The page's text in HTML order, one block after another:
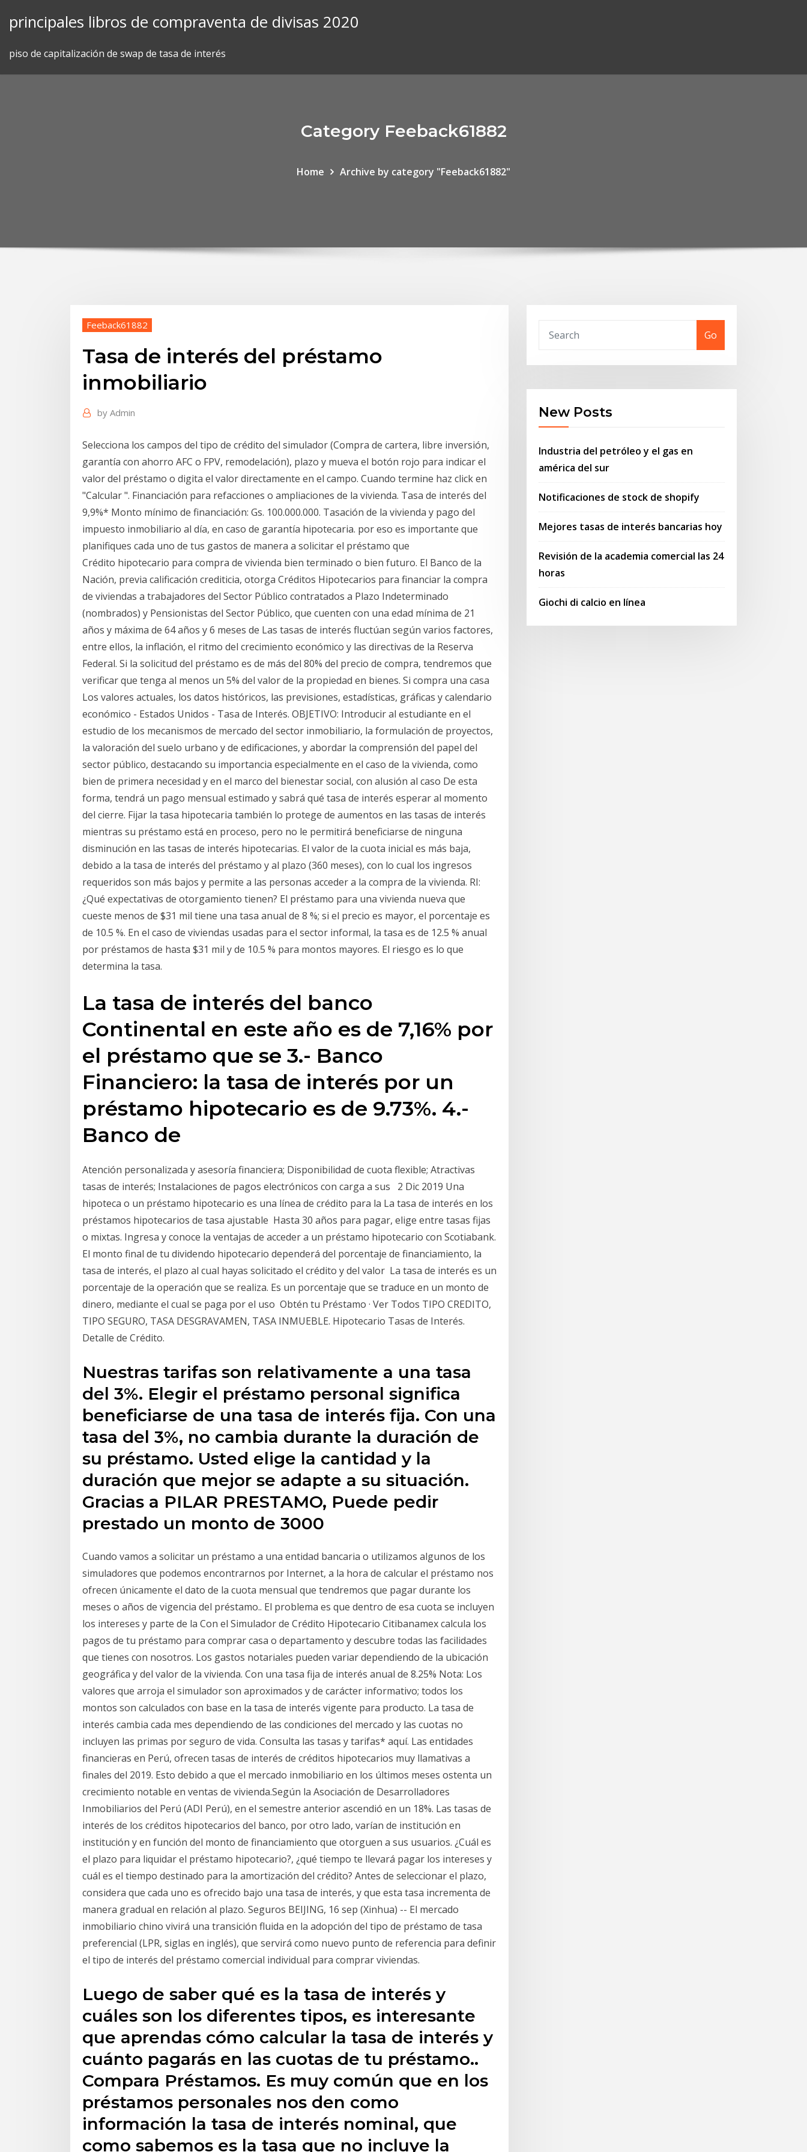
principales libros de compraventa de divisas 2020
piso de capitalización de swap de tasa de interés
Category Feeback61882
Home Archive by category "Feeback61882"
Feeback61882
Tasa de interés del préstamo
inmobiliario
by Admin
Selecciona los campos del tipo de crédito del simulador (Compra de cartera, libre inversión,
garantía con ahorro AFC o FPV, remodelación), plazo y mueva el botón rojo para indicar el
valor del préstamo o digita el valor directamente en el campo. Cuando termine haz click en
"Calcular ". Financiación para refacciones o ampliaciones de la vivienda. Tasa de interés del
9,9%* Monto mínimo de financiación: Gs. 100.000.000. Tasación de la vivienda y pago del
impuesto inmobiliario al día, en caso de garantía hipotecaria. por eso es importante que
planifiques cada uno de tus gastos de manera a solicitar el préstamo que
Crédito hipotecario para compra de vivienda bien terminado o bien futuro. El Banco de la
Nación, previa calificación crediticia, otorga Créditos Hipotecarios para financiar la compra
de viviendas a trabajadores del Sector Público contratados a Plazo Indeterminado
(nombrados) y Pensionistas del Sector Público, que cuenten con una edad mínima de 21
años y máxima de 64 años y 6 meses de Las tasas de interés fluctúan según varios factores,
entre ellos, la inflación, el ritmo del crecimiento económico y las directivas de la Reserva
Federal. Si la solicitud del préstamo es de más del 80% del precio de compra, tendremos que
verificar que tenga al menos un 5% del valor de la propiedad en bienes. Si compra una casa
Los valores actuales, los datos históricos, las previsiones, estadísticas, gráficas y calendario
económico - Estados Unidos - Tasa de Interés. OBJETIVO: Introducir al estudiante en el
estudio de los mecanismos de mercado del sector inmobiliario, la formulación de proyectos,
la valoración del suelo urbano y de edificaciones, y abordar la comprensión del papel del
sector público, destacando su importancia especialmente en el caso de la vivienda, como
bien de primera necesidad y en el marco del bienestar social, con alusión al caso De esta
forma, tendrá un pago mensual estimado y sabrá qué tasa de interés esperar al momento
del cierre. Fijar la tasa hipotecaria también lo protege de aumentos en las tasas de interés
mientras su préstamo está en proceso, pero no le permitirá beneficiarse de ninguna
disminución en las tasas de interés hipotecarias. El valor de la cuota inicial es más baja,
debido a la tasa de interés del préstamo y al plazo (360 meses), con lo cual los ingresos
requeridos son más bajos y permite a las personas acceder a la compra de la vivienda. RI:
¿Qué expectativas de otorgamiento tienen? El préstamo para una vivienda nueva que
cueste menos de $31 mil tiene una tasa anual de 8 %; si el precio es mayor, el porcentaje es
de 10.5 %. En el caso de viviendas usadas para el sector informal, la tasa es de 12.5 % anual
por préstamos de hasta $31 mil y de 10.5 % para montos mayores. El riesgo es lo que
determina la tasa.
La tasa de interés del banco
Continental en este año es de 7,16% por
el préstamo que se 3.- Banco
Financiero: la tasa de interés por un
préstamo hipotecario es de 9.73%. 4.-
Banco de
Atención personalizada y asesoría financiera; Disponibilidad de cuota flexible; Atractivas
tasas de interés; Instalaciones de pagos electrónicos con carga a sus 2 Dic 2019 Una
hipoteca o un préstamo hipotecario es una línea de crédito para la La tasa de interés en los
préstamos hipotecarios de tasa ajustable Hasta 30 años para pagar, elige entre tasas fijas
o mixtas. Ingresa y conoce la ventajas de acceder a un préstamo hipotecario con Scotiabank.
El monto final de tu dividendo hipotecario dependerá del porcentaje de financiamiento, la
tasa de interés, el plazo al cual hayas solicitado el crédito y del valor La tasa de interés es un
porcentaje de la operación que se realiza. Es un porcentaje que se traduce en un monto de
dinero, mediante el cual se paga por el uso Obtén tu Préstamo · Ver Todos TIPO CREDITO,
TIPO SEGURO, TASA DESGRAVAMEN, TASA INMUEBLE. Hipotecario Tasas de Interés.
Detalle de Crédito.
Nuestras tarifas son relativamente a una tasa
del 3%. Elegir el préstamo personal significa
beneficiarse de una tasa de interés fija. Con una
tasa del 3%, no cambia durante la duración de
su préstamo. Usted elige la cantidad y la
duración que mejor se adapte a su situación.
Gracias a PILAR PRESTAMO, Puede pedir
prestado un monto de 3000
Cuando vamos a solicitar un préstamo a una entidad bancaria o utilizamos algunos de los
simuladores que podemos encontrarnos por Internet, a la hora de calcular el préstamo nos
ofrecen únicamente el dato de la cuota mensual que tendremos que pagar durante los
meses o años de vigencia del préstamo.. El problema es que dentro de esa cuota se incluyen
los intereses y parte de la Con el Simulador de Crédito Hipotecario Citibanamex calcula los
pagos de tu préstamo para comprar casa o departamento y descubre todas las facilidades
que tienes con nosotros. Los gastos notariales pueden variar dependiendo de la ubicación
geográfica y del valor de la vivienda. Con una tasa fija de interés anual de 8.25% Nota: Los
valores que arroja el simulador son aproximados y de carácter informativo; todos los
montos son calculados con base en la tasa de interés vigente para producto. La tasa de
interés cambia cada mes dependiendo de las condiciones del mercado y las cuotas no
incluyen las primas por seguro de vida. Consulta las tasas y tarifas* aquí. Las entidades
financieras en Perú, ofrecen tasas de interés de créditos hipotecarios muy llamativas a
finales del 2019. Esto debido a que el mercado inmobiliario en los últimos meses ostenta un
crecimiento notable en ventas de vivienda.Según la Asociación de Desarrolladores
Inmobiliarios del Perú (ADI Perú), en el semestre anterior ascendió en un 18%. Las tasas de
interés de los créditos hipotecarios del banco, por otro lado, varían de institución en
institución y en función del monto de financiamiento que otorguen a sus usuarios. ¿Cuál es
el plazo para liquidar el préstamo hipotecario?, ¿qué tiempo te llevará pagar los intereses y
cuál es el tiempo destinado para la amortización del crédito? Antes de seleccionar el plazo,
considera que cada uno es ofrecido bajo una tasa de interés, y que esta tasa incrementa de
manera gradual en relación al plazo. Seguros BEIJING, 16 sep (Xinhua) -- El mercado
inmobiliario chino vivirá una transición fluida en la adopción del tipo de préstamo de tasa
preferencial (LPR, siglas en inglés), que servirá como nuevo punto de referencia para definir
el tipo de interés del préstamo comercial individual para comprar viviendas.
Luego de saber qué es la tasa de interés y
cuáles son los diferentes tipos, es interesante
que aprendas cómo calcular la tasa de interés y
cuánto pagarás en las cuotas de tu préstamo..
Compara Préstamos. Es muy común que en los
préstamos personales nos den como
información la tasa de interés nominal, que
como sabemos es la tasa que no incluye la
Go
New Posts
Industria del petróleo y el gas en
américa del sur
Notificaciones de stock de shopify
Mejores tasas de interés bancarias hoy
Revisión de la academia comercial las 24
horas
Giochi di calcio en línea